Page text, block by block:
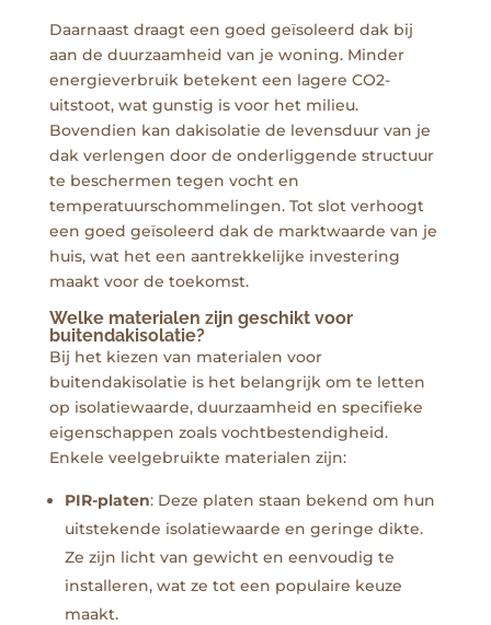
Daarnaast draagt een goed geïsoleerd dak bij
aan de duurzaamheid van je woning. Minder
energieverbruik betekent een lagere CO2-
uitstoot, wat gunstig is voor het milieu.
Bovendien kan dakisolatie de levensduur van je
dak verlengen door de onderliggende structuur
te beschermen tegen vocht en
temperatuurschommelingen. Tot slot verhoogt
een goed geïsoleerd dak de marktwaarde van je
huis, wat het een aantrekkelijke investering
maakt voor de toekomst.
Welke materialen zijn geschikt voor
buitendakisolatie?
Bij het kiezen van materialen voor
buitendakisolatie is het belangrijk om te letten
op isolatiewaarde, duurzaamheid en specifieke
eigenschappen zoals vochtbestendigheid.
Enkele veelgebruikte materialen zijn:
PIR-platen: Deze platen staan bekend om hun
uitstekende isolatiewaarde en geringe dikte.
Ze zijn licht van gewicht en eenvoudig te
installeren, wat ze tot een populaire keuze
maakt.